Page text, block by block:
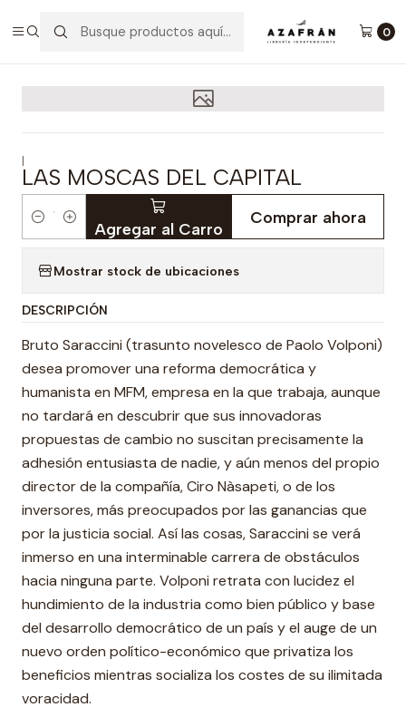
0
Narrativa
Las Moscas Del Capital
|
LAS MOSCAS DEL CAPITAL
Cantidad Agregar al Carro
Comprar ahora
Mostrar stock de ubicaciones
DESCRIPCIÓN
Bruto Saraccini (trasunto novelesco de Paolo Volponi)
desea promover una reforma democrática y
humanista en MFM, empresa en la que trabaja, aunque
no tardará en descubrir que sus innovadoras
propuestas de cambio no suscitan precisamente la
adhesión entusiasta de nadie, y aún menos del propio
director de la compañía, Ciro Nàsapeti, o de los
inversores, más preocupados por las ganancias que
por la justicia social. Así las cosas, Saraccini se verá
inmerso en una interminable carrera de obstáculos
hacia ninguna parte. Volponi retrata con lucidez el
hundimiento de la industria como bien público y base
del desarrollo democrático de un país y el auge de un
nuevo orden político-económico que privatiza los
beneficios mientras socializa los costes de su ilimitada
voracidad.